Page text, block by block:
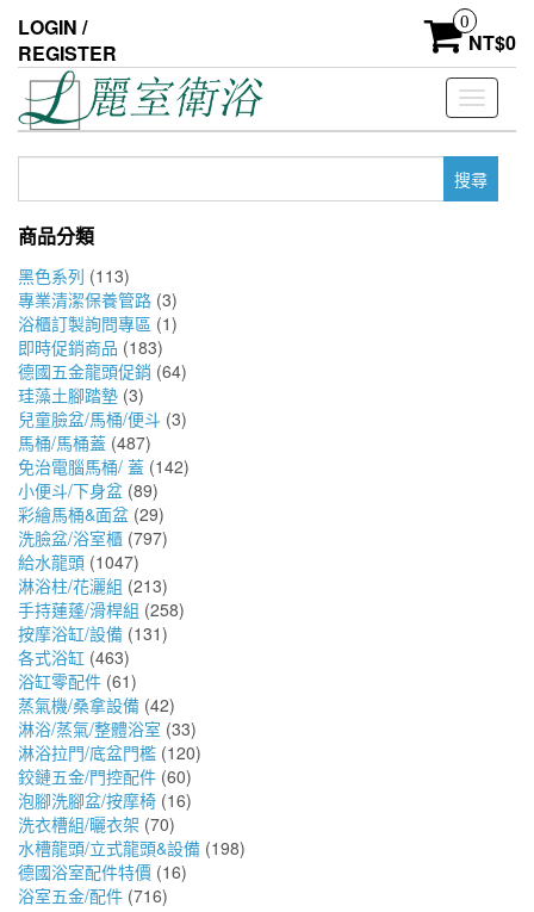
the
content
LOGIN /
REGISTER
0
NT$0
Toggle
鍵
商品分類
黑色系列 (113)
專業清潔保養管路 (3)
浴櫃訂製詢問專區 (1)
即時促銷商品 (183)
德國五金龍頭促銷 (64)
珪藻土腳踏墊 (3)
兒童臉盆/馬桶/便斗 (3)
馬桶/馬桶蓋 (487)
免治電腦馬桶/ 蓋 (142)
小便斗/下身盆 (89)
彩繪馬桶&面盆 (29)
洗臉盆/浴室櫃 (797)
給水龍頭 (1047)
淋浴柱/花灑組 (213)
手持蓮蓬/滑桿組 (258)
按摩浴缸/設備 (131)
各式浴缸 (463)
浴缸零配件 (61)
蒸氣機/桑拿設備 (42)
淋浴/蒸氣/整體浴室 (33)
淋浴拉門/底盆門檻 (120)
鉸鏈五金/門控配件 (60)
泡腳洗腳盆/按摩椅 (16)
洗衣槽組/曬衣架 (70)
水槽龍頭/立式龍頭&設備 (198)
德國浴室配件特價 (16)
浴室五金/配件 (716)